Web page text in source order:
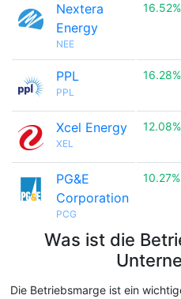
Nextera
Energy
NEE
16.52%
PPL
PPL
16.28%
Xcel Energy
XEL
12.08%
PG&E
Corporation
PCG
10.27%
Was ist die
Die Betriebsmarge ist ein